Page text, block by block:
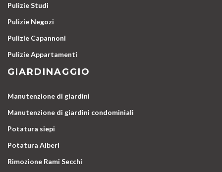
Pulizie Studi
Pulizie Negozi
Pulizie Capannoni
Pulizie Appartamenti
GIARDINAGGIO
Manutenzione di giardini
Manutenzione di giardini condominiali
Potatura siepi
Potatura Alberi
Rimozione Rami Secchi